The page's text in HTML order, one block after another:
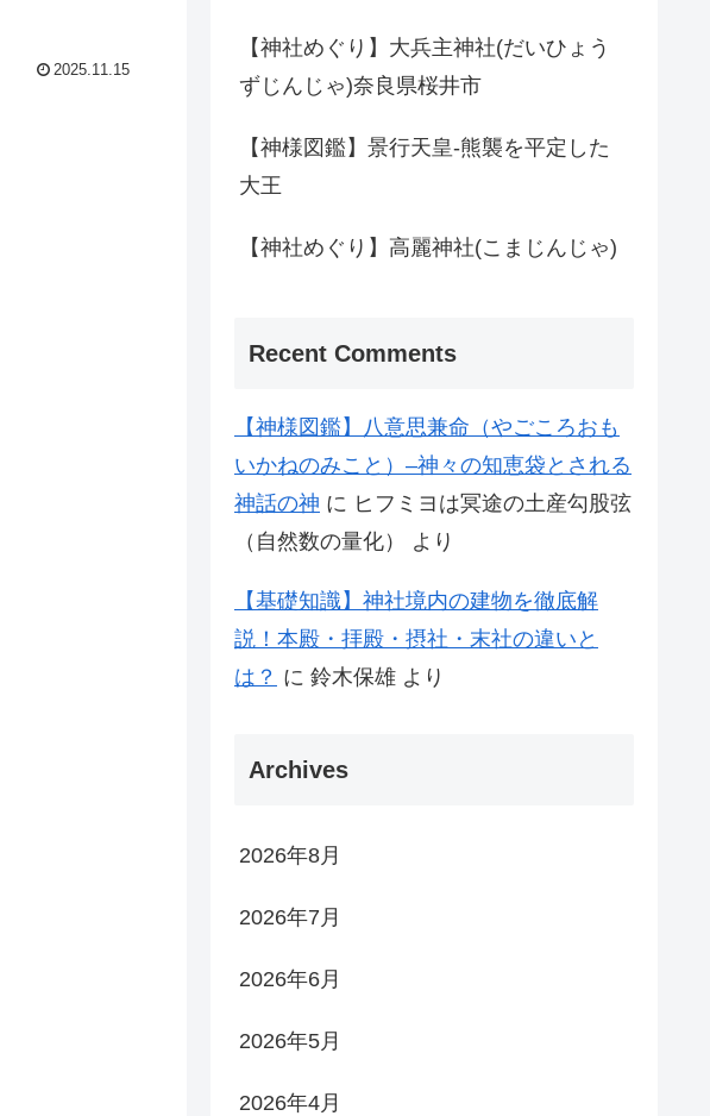
2025.11.15
【神社めぐり】大兵主神社(だいひょう
ずじんじゃ)奈良県桜井市
【神様図鑑】景行天皇-熊襲を平定した
大王
【神社めぐり】高麗神社(こまじんじゃ)
Recent Comments
【神様図鑑】八意思兼命（やごころおも
いかねのみこと）–神々の知恵袋とされる
神話の神 に ヒフミヨは冥途の土産勾股弦
（自然数の量化）
より
【基礎知識】神社境内の建物を徹底解
説！本殿・拝殿・摂社・末社の違いと
は？ に 鈴木保雄 より
Archives
2026年8月
2026年7月
2026年6月
2026年5月
2026年4月